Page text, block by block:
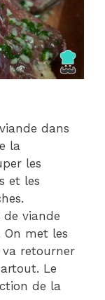
dans
la
les
et les
viande
On met les
va retourner
Le
de la